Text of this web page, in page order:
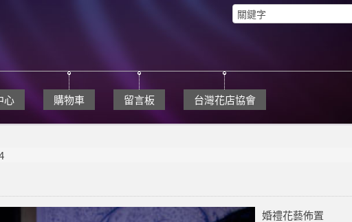
心 購物車 留言板 台灣花店協會
婚禮花藝佈置